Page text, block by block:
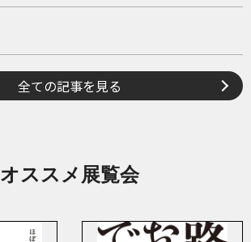
全ての記事を見る
オススメ展覧会